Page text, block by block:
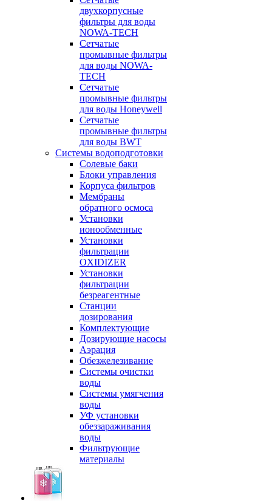
двухкорпусные
фильтры для воды
NOWA-TECH
Сетчатые
промывные фильтры
для воды NOWA-
TECH
Сетчатые
промывные фильтры
для воды Honeywell
Сетчатые
промывные фильтры
для воды BWT
Системы водоподготовки
Солевые баки
Блоки управления
Корпуса фильтров
Мембраны
обратного осмоса
Установки
ионообменные
Установки
фильтрации
OXIDIZER
Установки
фильтрации
безреагентные
Станции
дозирования
Комплектующие
Дозирующие насосы
Аэрация
Обезжелезивание
Системы очистки
воды
Системы умягчения
воды
УФ установки
обеззараживания
воды
Фильтрующие
материалы